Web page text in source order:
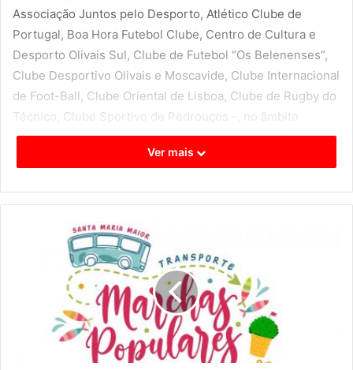
Associação Juntos pelo Desporto, Atlético Clube de
Portugal, Boa Hora Futebol Clube, Centro de Cultura e
Desporto Olivais Sul, Clube de Futebol “Os Belenenses”,
Clube Desportivo Olivais e Moscavide, Clube Internacional
de Foot-Ball, Clube Oriental de Lisboa, Clube de Rugby do
Técnico, Clube Sportivo de Pedrouços -, no âmbito
Programa Municipal de Apoio ao Desporto (PMAD), que
totalizarão 765 mil euros.
da Musgueira (RAM) e à União Desportiva da Alta de
Lisboa (UDAL), a qual representa uma ajuda não financeira
total superior a 210 mil euros.
Por sua vez, as obras de requalificação das instalações do
Clube Atlético de Campo de Ourique contarão com um
apoio municipal de 70 mil euros. Na sequência da
Ver mais